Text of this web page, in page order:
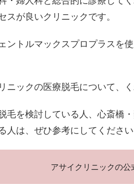
スが良いクリニックです。
ントルマックスプロプラスを
ニックの医療脱毛について、
毛を検討している人、心斎橋
人は、ぜひ参考にしてください
アサイクリニックの公